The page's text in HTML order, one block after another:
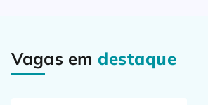
Vagas em destaque